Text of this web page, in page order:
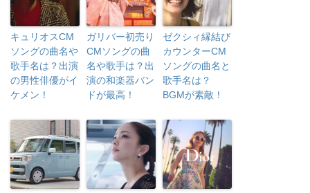
キュリオスCM
ソングの曲名や
歌手名は？出演
の男性俳優がイ
ケメン！
ガリバー初売り
CMソングの曲
名や歌手は？出
演の和楽器バン
ドが最高！
ゼクシィ縁結び
カウンターCM
ソングの曲名と
歌手名は？
BGMが素敵！